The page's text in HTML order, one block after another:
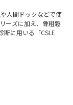
人間ドックなどで使
ーズに加え、骨粗鬆
断に用いる「CSLE